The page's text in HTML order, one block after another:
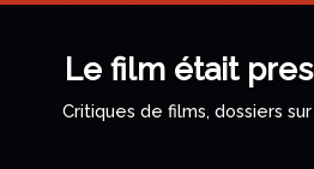
Le film était
Critiques de films, dossiers